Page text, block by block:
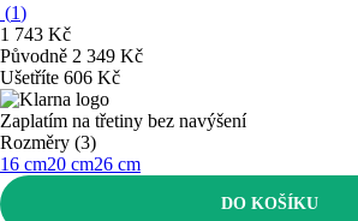
(1)
1 743 Kč
Původně 2 349 Kč
Ušetříte 606 Kč
Zaplatím na třetiny bez navýšení
Rozměry (3)
16 cm20 cm26 cm
DO KOŠÍKU